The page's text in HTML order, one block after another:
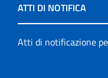
ATTI DI NOTIFICA
Atti di notificazione